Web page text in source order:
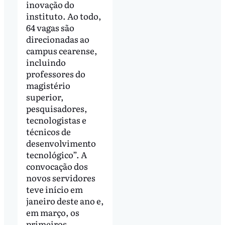
inovação do
instituto. Ao todo,
64 vagas são
direcionadas ao
campus cearense,
incluindo
professores do
magistério
superior,
pesquisadores,
tecnologistas e
técnicos de
desenvolvimento
tecnológico”. A
convocação dos
novos servidores
teve início em
janeiro deste ano e,
em março, os